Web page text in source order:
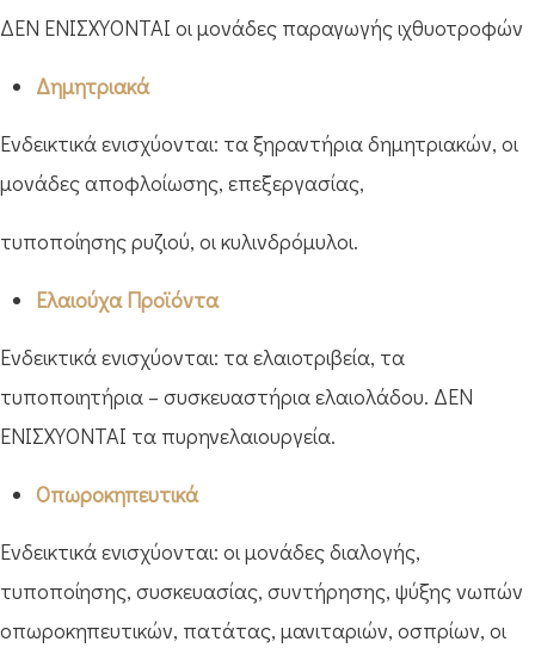
ΔΕΝ ΕΝΙΣΧΥΟΝΤΑΙ οι μονάδες παραγωγής ιχθυοτροφών
Δημητριακά
Ενδεικτικά ενισχύονται: τα ξηραντήρια δημητριακών, οι
μονάδες αποφλοίωσης, επεξεργασίας,
τυποποίησης ρυζιού, οι κυλινδρόμυλοι.
Ελαιούχα Προϊόντα
Ενδεικτικά ενισχύονται: τα ελαιοτριβεία, τα
τυποποιητήρια – συσκευαστήρια ελαιολάδου. ΔΕΝ
ΕΝΙΣΧΥΟΝΤΑΙ τα πυρηνελαιουργεία.
Οπωροκηπευτικά
Ενδεικτικά ενισχύονται: οι μονάδες διαλογής,
τυποποίησης, συσκευασίας, συντήρησης, ψύξης νωπών
οπωροκηπευτικών, πατάτας, μανιταριών, οσπρίων, οι